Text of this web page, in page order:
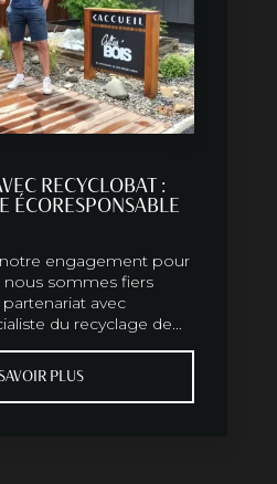
RECYCLOBAT :
ÉCORESPONSABLE
engagement pour
nous sommes fiers
avec
du recyclage de...
PLUS